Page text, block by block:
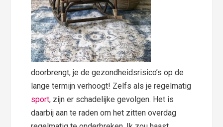
doorbrengt, je de gezondheidsrisico’s op de
lange termijn verhoogt! Zelfs als je regelmatig
sport, zijn er schadelijke gevolgen. Het is
daarbij aan te raden om het zitten overdag